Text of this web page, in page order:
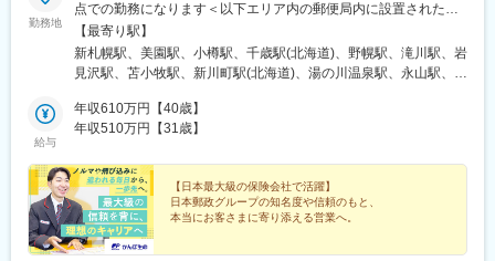
勤務地
点での勤務になります＜以下エリア内の郵便局内に設置されたか
んぽサービス部＞■北海道エリア：北海道■東北エリア：青森県、
岩手県、宮城県、秋田県、山形県、福島県■関東エリア：茨城県、
栃木県、群馬県、埼玉県、千葉県■東京エリア：東京都■南関東エ
ア：富山県、石川県、福井県■東海エリア：岐阜県、静岡県、愛知
県、三重県■近畿エリア：滋賀県、京都府、大阪府、兵庫県、奈良
根県■四国エリア：徳島県、香川県、愛媛県、高知県■九州エリ
ア：福岡県、佐賀県、長崎県、大分県、宮崎県、鹿児島県、熊本
県■沖縄エリア：沖縄県※初期配属の都道府県を希望可！U・Iター
ン歓迎※基本的にスクーターまたはバイク、一部エリアは車で営業
※配属先のかんぽサービス部は応募者の希望も踏まえて決定※入社
【最寄り駅】
新札幌駅、美園駅、小樽駅、千歳駅(北海道)、野幌駅、滝川駅、岩
見沢駅、苫小牧駅、新川町駅(北海道)、湯の川温泉駅、永山駅、旭
駅、津軽五所川原駅、八戸駅、三沢駅(青森県)、新青森駅、上盛岡
駅、二戸駅、一ノ関駅、宮古駅、北上駅、水沢駅、久慈駅、紫波
駅(宮城県)、くりこま高原駅、新田駅(宮城県)、泉外旭川駅、能代
駅、東大館駅、羽後本荘駅、湯沢駅、横手駅、大曲駅(秋田県)、山
形駅、米沢駅、鶴岡駅、酒田駅、村山駅(山形県)、新庄駅、寒河江
駅、長井駅、白河駅、いわき駅、七日町駅、喜多方駅、二本松
駅、磐城石川駅、須賀川駅、原ノ町駅、福島学院前駅、郡山富田
給与
年収610万円【40歳】
年収510万円【31歳】
【日本最大級の保険会社で活躍】
日本郵政グループの知名度や信頼のもと、
本当にお客さまに寄り添える営業へ。